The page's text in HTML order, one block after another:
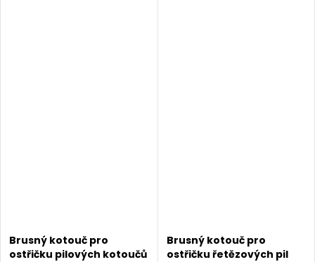
Brusný kotouč pro
ostřičku pilových kotoučů
Brusný kotouč pro
ostřičku řetězových pil